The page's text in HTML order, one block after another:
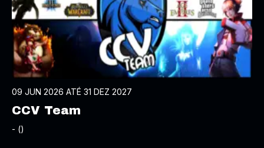
09 JUN 2026 ATÉ 31 DEZ 2027
CCV Team
- ()